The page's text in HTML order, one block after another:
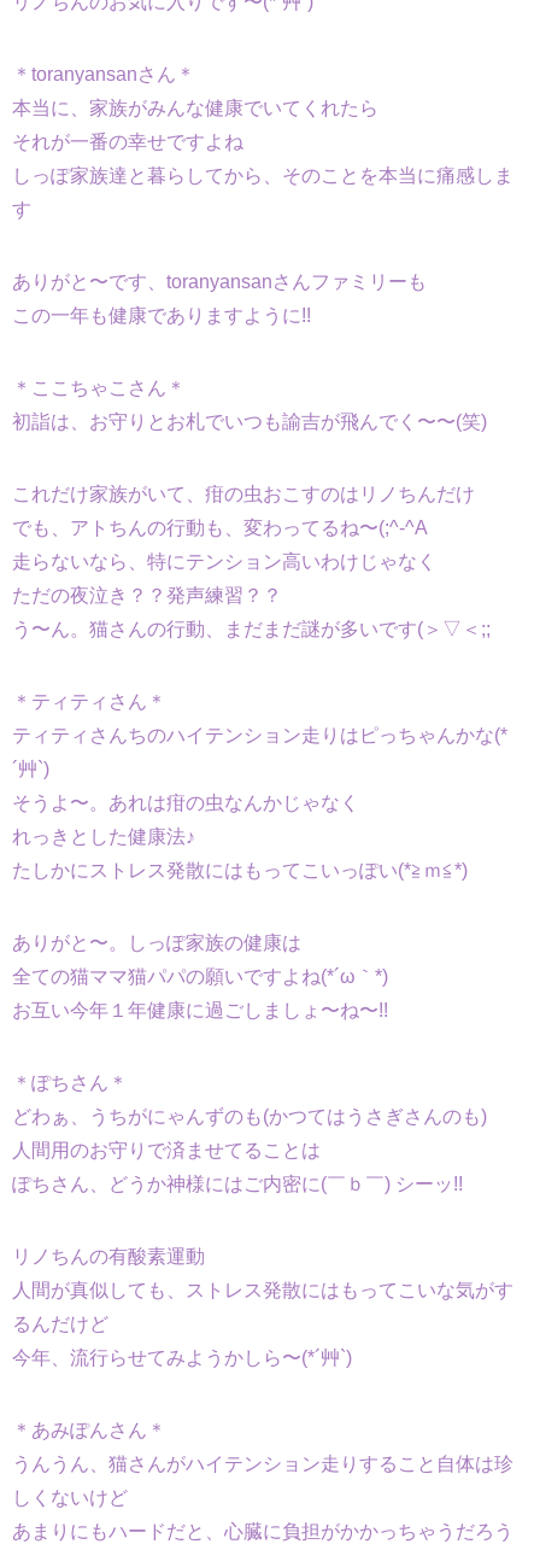
＊toranyansanさん＊
本当に、家族がみんな健康でいてくれたら
それが一番の幸せですよね
しっぽ家族達と暮らしてから、そのことを本当に痛感しま
す
ありがと〜です、toranyansanさんファミリーも
この一年も健康でありますように!!
＊ここちゃこさん＊
初詣は、お守りとお札でいつも諭吉が飛んでく〜〜(笑)
これだけ家族がいて、疳の虫おこすのはリノちんだけ
でも、アトちんの行動も、変わってるね〜(;^-^A
走らないなら、特にテンション高いわけじゃなく
ただの夜泣き？？発声練習？？
う〜ん。猫さんの行動、まだまだ謎が多いです(＞▽＜;;
＊ティティさん＊
ティティさんちのハイテンション走りはピっちゃんかな(*
´艸`)
そうよ〜。あれは疳の虫なんかじゃなく
れっきとした健康法♪
たしかにストレス発散にはもってこいっぽい(*≧ｍ≦*)
ありがと〜。しっぽ家族の健康は
全ての猫ママ猫パパの願いですよね(*´ω｀*)
お互い今年１年健康に過ごしましょ〜ね〜!!
＊ぽちさん＊
どわぁ、うちがにゃんずのも(かつてはうさぎさんのも)
人間用のお守りで済ませてることは
ぽちさん、どうか神様にはご内密に(￣ｂ￣) シーッ!!
リノちんの有酸素運動
人間が真似しても、ストレス発散にはもってこいな気がす
るんだけど
今年、流行らせてみようかしら〜(*´艸`)
＊あみぽんさん＊
うんうん、猫さんがハイテンション走りすること自体は珍
しくないけど
あまりにもハードだと、心臓に負担がかかっちゃうだろう